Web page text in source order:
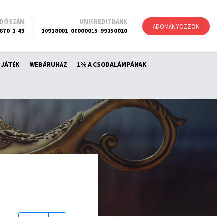
ADOMÁNYOZZON
WEBÁRUHÁZ 1% A CSODALÁMPÁNAK
1-43
UNICREDITBANK
10918001-00000015-99050010